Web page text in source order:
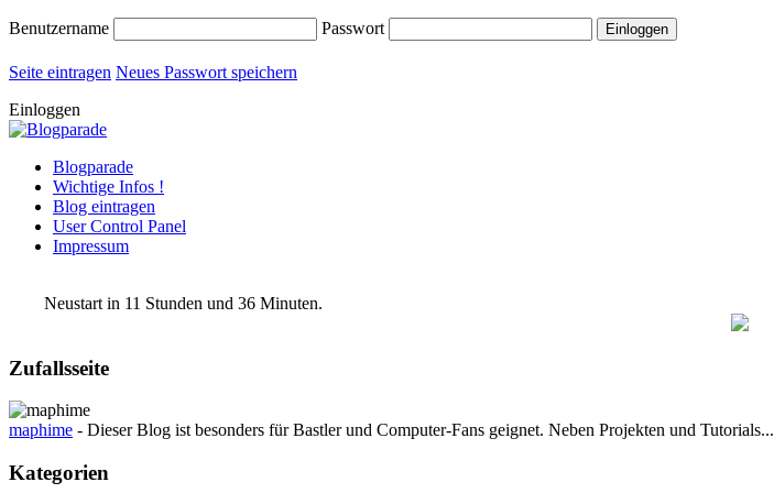
Benutzername Passwort
Seite eintragen Neues Passwort speichern
Einloggen
Blogparade
Wichtige Infos !
Blog eintragen
User Control Panel
Impressum
Neustart in 11 Stunden und 36 Minuten.
Zufallsseite
maphime - Dieser Blog ist besonders für Bastler und Computer-Fans geignet. Neben Projekten und Tutorials...
Kategorien